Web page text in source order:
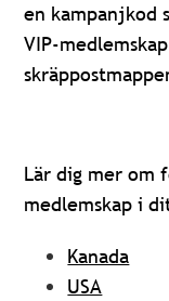
en kampanjkod
VIP-
Lär dig mer om
medlemskap i
Kanada
USA